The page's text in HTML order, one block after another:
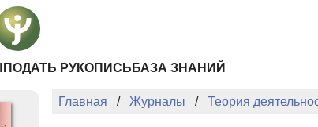
ПОДАТЬ РУКОПИСЬ БАЗА ЗНАНИЙ
Главная Журналы Теория